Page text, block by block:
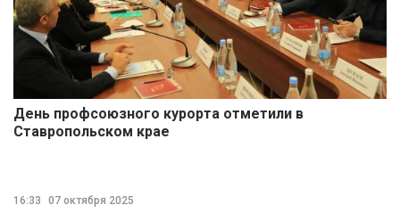
День профсоюзного курорта отметили в
Ставропольском крае
16:33
07 октября 2025